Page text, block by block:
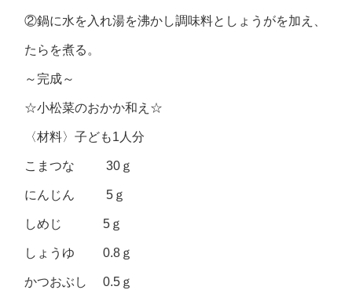
②鍋に水を入れ湯を沸かし調味料としょうがを加え、
たらを煮る。
～完成～
☆小松菜のおかか和え☆
〈材料〉子ども1人分
こまつな 30ｇ
にんじん 5ｇ
しめじ 5ｇ
しょうゆ 0.8ｇ
かつおぶし 0.5ｇ